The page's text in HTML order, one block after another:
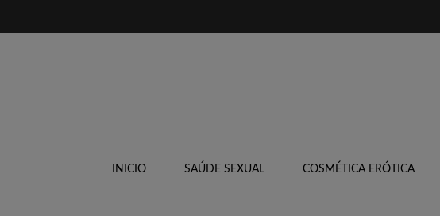
INICIO SAÚDE SEXUAL COSMÉTICA ERÓTICA